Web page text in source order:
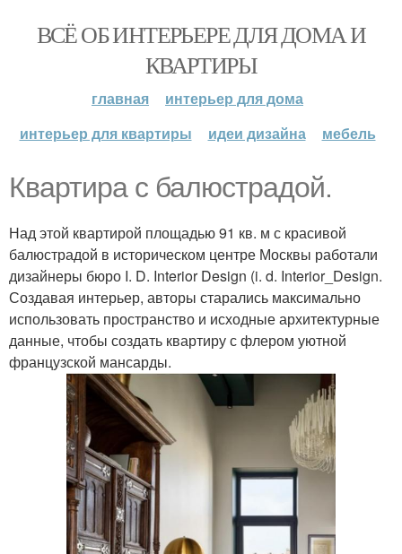
ВСЁ ОБ ИНТЕРЬЕРЕ ДЛЯ ДОМА И
КВАРТИРЫ
главная
интерьер для дома
интерьер для квартиры
идеи дизайна мебель
Квартира с балюстрадой.
Над этой квартирой площадью 91 кв. м с красивой
балюстрадой в историческом центре Москвы работали
дизайнеры бюро I. D. Interior Design (i. d. Interior_Design.
Создавая интерьер, авторы старались максимально
использовать пространство и исходные архитектурные
данные, чтобы создать квартиру с флером уютной
французской мансарды.